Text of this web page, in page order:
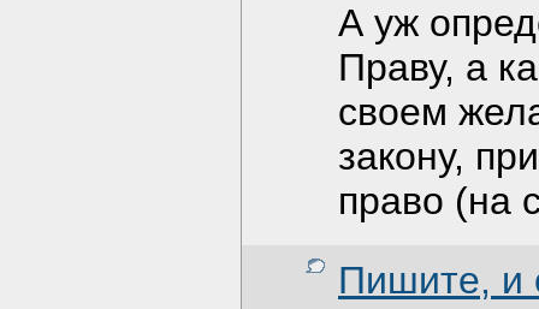
А уж
Праву, а
своем
закону,
право (на
Пишите, и